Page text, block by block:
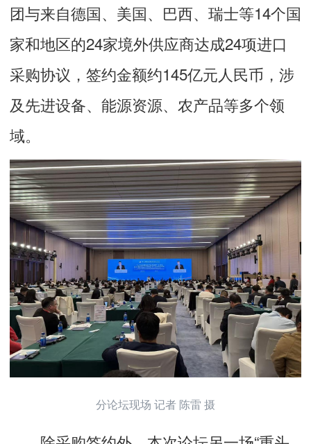
团与来自德国、美国、巴西、瑞士等14个国
家和地区的24家境外供应商达成24项进口
采购协议，签约金额约145亿元人民币，涉
及先进设备、能源资源、农产品等多个领
域。
分论坛现场 记者 陈雷 摄